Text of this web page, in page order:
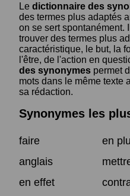
Le dictionnaire des
des termes plus adaptés
on se sert spontanément.
trouver des termes plus
caractéristique, le but, la
l'être, de l'action en
des synonymes permet
mots dans le même texte
sa rédaction.
Synonymes les
faire
en
anglais
en effet